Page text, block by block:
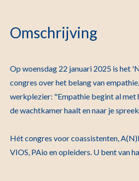
Omschrijving
Op woensdag 22 januari 2025 is het
congres over het belang van
werkplezier: "Empathie begint al met
de wachtkamer haalt en naar je
Hét congres voor coassistenten,
VIOS, PAio en opleiders. U bent van